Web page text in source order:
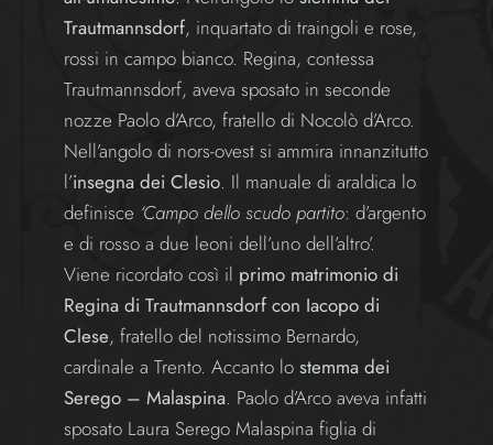
Trautmannsdorf, inquartato di traingoli e rose,
rossi in campo bianco. Regina, contessa
Trautmannsdorf, aveva sposato in seconde
nozze Paolo d’Arco, fratello di Nocolò d’Arco.
Nell’angolo di nors-ovest si ammira innanzitutto
l’insegna dei Clesio. Il manuale di araldica lo
definisce ‘Campo dello scudo partito: d’argento
e di rosso a due leoni dell’uno dell’altro’.
Viene ricordato così il primo matrimonio di
Regina di Trautmannsdorf con Iacopo di
Clese, fratello del notissimo Bernardo,
cardinale a Trento. Accanto lostemma dei
Serego – Malaspina. Paolo d’Arco aveva infatti
sposato Laura Serego Malaspina figlia di